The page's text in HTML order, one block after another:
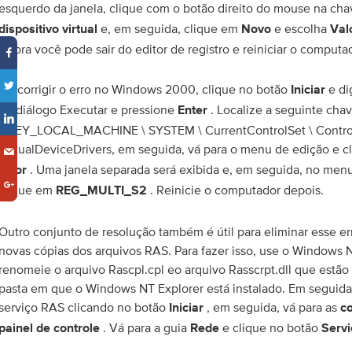
da janela, clique com o botão direito do mouse na
virtual e, em seguida, clique em Novo e escolha
você pode sair do editor de registro e reiniciar o
corrigir o erro no Windows 2000, clique no botão Iniciar e
diálogo Executar e pressione Enter . Localize a seguinte
\ SYSTEM \ CurrentControlSet \
em seguida, vá para o menu de edição e
. Uma janela separada será exibida e, em seguida, no
em REG_MULTI_S2 . Reinicie o computador depois.
conjunto de resolução também é útil para eliminar esse
cópias dos arquivos RAS. Para fazer isso, use o Windows
o arquivo Rascpl.cpl eo arquivo Rasscrpt.dll que
em que o Windows NT Explorer está instalado. Em
RAS clicando no botão Iniciar , em seguida, vá para as
de controle . Vá para a guia Rede e clique no botão